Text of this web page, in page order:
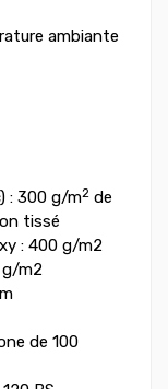
ambiante
: 300 g/m2 de
tissé
: 400 g/m2
m2
de 100